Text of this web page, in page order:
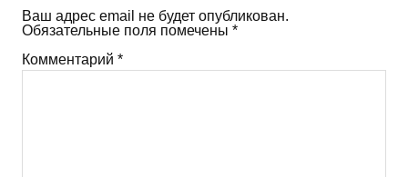
Ваш адрес email не будет опубликован.
Обязательные поля помечены *
Комментарий *